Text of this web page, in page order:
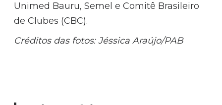
Unimed Bauru, Semel e Comitê Brasileiro
de Clubes (CBC).
Créditos das fotos: Jéssica Araújo/PAB